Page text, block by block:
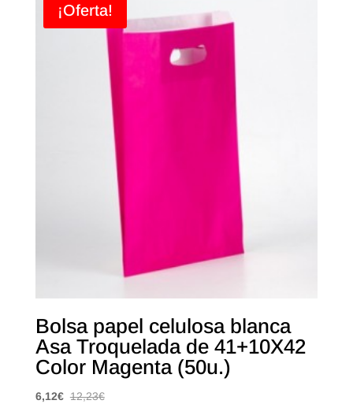
¡Oferta!
Bolsa papel celulosa blanca
Asa Troquelada de 41+10X42
Color Magenta (50u.)
6,12€ 12,23€